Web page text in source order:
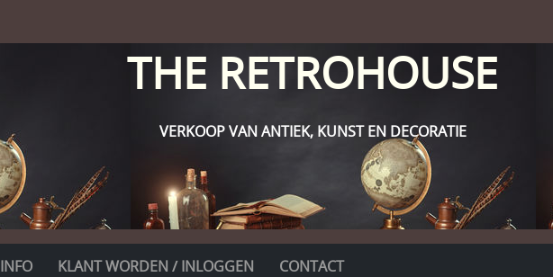
THE RETROHOUSE
VERKOOP VAN ANTIEK, KUNST EN DECORATIE
INFO KLANT WORDEN / INLOGGEN CONTACT